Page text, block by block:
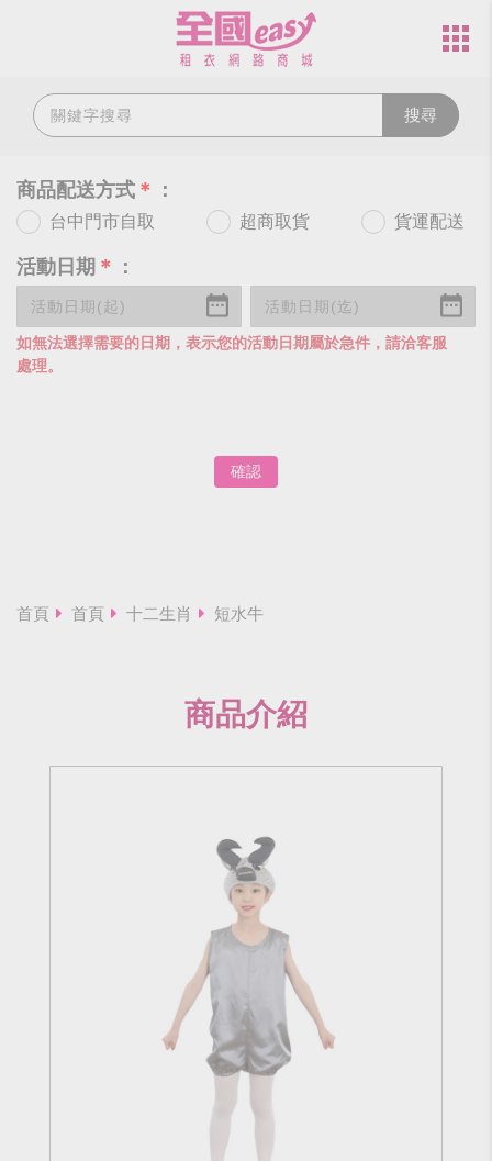
搜尋
商品配送方式 ＊ ：
台中門市自取 超商取貨 貨運配送
活動日期 ＊ ：
如無法選擇需要的日期，表示您的活動日期屬於急件，請洽客服
處理。
確認
首頁 首頁 十二生肖 短水牛
商品介紹